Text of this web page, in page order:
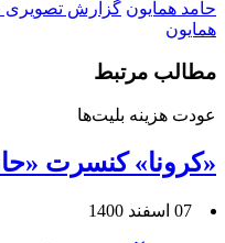
حامد همایون گزارش تصویری
همایون
مطالب مرتبط
عودت هزینه بلیت‌ها
«کرونا» کنسرت
07 اسفند 1400